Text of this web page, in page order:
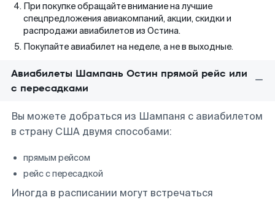
При покупке обращайте внимание на лучшие
спецпредложения авиакомпаний, акции, скидки и
распродажи авиабилетов из Остина.
Покупайте авиабилет на неделе, а не в выходные.
Авиабилеты Шампань Остин прямой рейс или
с пересадками
Вы можете добраться из Шампаня с авиабилетом
в страну США двумя способами:
прямым рейсом
рейс с пересадкой
Иногда в расписании могут встречаться